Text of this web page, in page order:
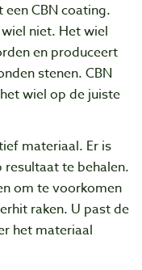
CBN coating.
niet. Het wiel
en produceert
stenen. CBN
wiel op de juiste
materiaal. Er is
te behalen.
om te voorkomen
raken. U past de
het materiaal